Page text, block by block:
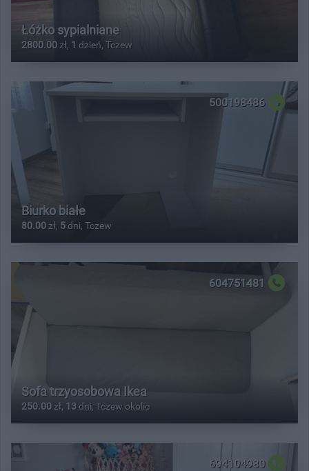
Łóżko sypialniane
2800.00 zł, 1 dzień, Tczew
500198486
Biurko białe
80.00 zł, 5 dni, Tczew
604751481
Sofa trzyosobowa Ikea
250.00 zł, 13 dni, Tczew okolic
694104980